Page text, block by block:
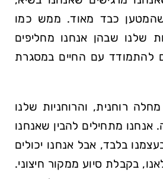
כבד מאוד. ממש כמו
שלנו שבהן אנחנו מחליפים
להתמודד עם החיים במסגרת
רוחנית, והרוחניות שלנו
מתחילים להבין שאנחנו
בלבד, אבל אנחנו יכולים
בקבלת סיוע ממקור חיצוני.